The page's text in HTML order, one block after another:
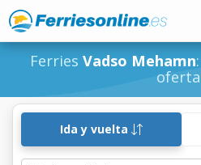
Ferries Vadso Mehamn
Ida y vuelta